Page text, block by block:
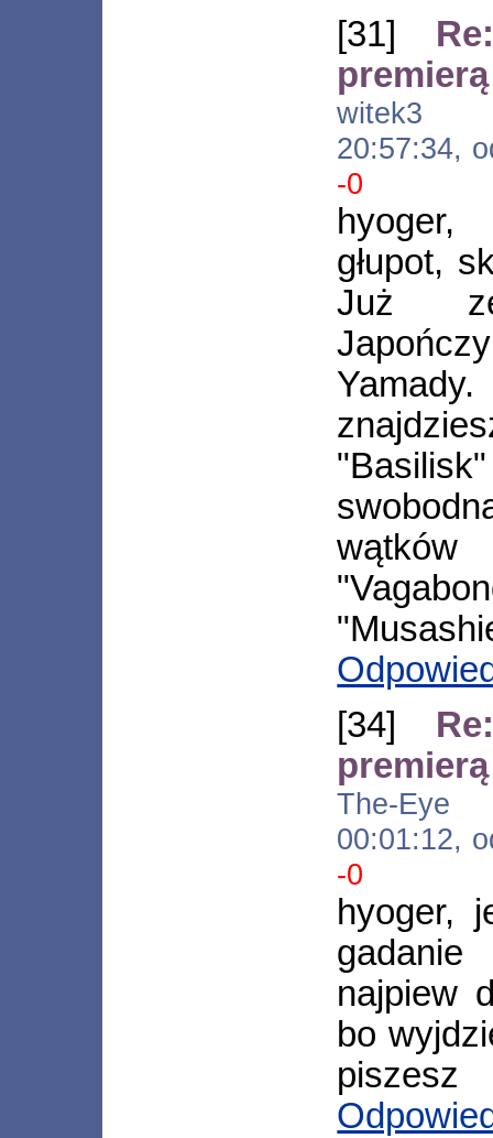
[31]
witek3
20:57:34,
-0
głupot,
Już
[34]
The-Eye
00:01:12,
-0
hyoger,
najpiew
bo
piszesz